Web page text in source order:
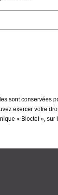
sont conservées
exercer votre
« Bloctel »,